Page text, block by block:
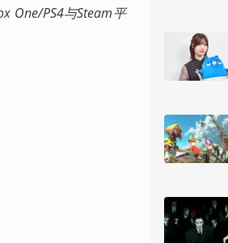
One/PS4与Steam平